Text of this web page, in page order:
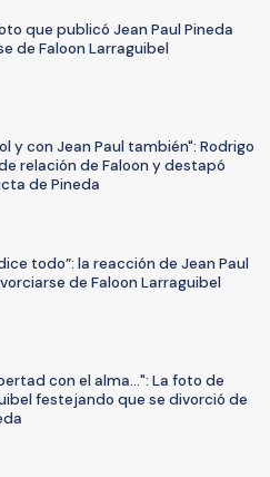
que publicó Jean Paul Pineda
de Faloon Larraguibel
y con Jean Paul también": Rodrigo
relación de Faloon y destapó
de Pineda
todo”: la reacción de Jean Paul
de Faloon Larraguibel
con el alma...": La foto de
festejando que se divorció de